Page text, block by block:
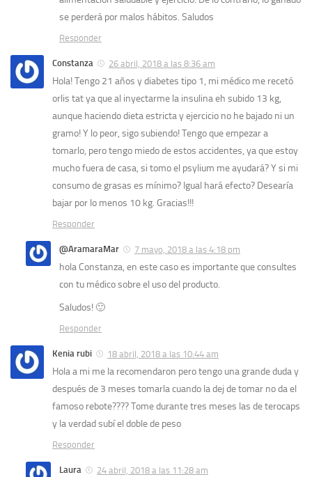
se perderá por malos hábitos. Saludos
Responder
Constanza 26 abril, 2018 a las 8:36 am
Hola! Tengo 21 años y diabetes tipo 1, mi médico me recetó
orlis tat ya que al inyectarme la insulina eh subido 13 kg,
aunque haciendo dieta estricta y ejercicio no he bajado ni un
gramo! Y lo peor, sigo subiendo! Tengo que empezar a
tomarlo, pero tengo miedo de estos accidentes, ya que estoy
mucho fuera de casa, si tomo el psylium me ayudará? Y si mi
consumo de grasas es mínimo? Igual hará efecto? Desearía
bajar por lo menos 10 kg. Gracias!!!
Responder
@AramaraMar 7 mayo, 2018 a las 4:18 pm
hola Constanza, en este caso es importante que consultes
con tu médico sobre el uso del producto.
Saludos! 🙂
Responder
Kenia rubi 18 abril, 2018 a las 10:44 am
Hola a mi me la recomendaron pero tengo una grande duda y
después de 3 meses tomarla cuando la dej de tomar no da el
famoso rebote???? Tome durante tres meses las de terocaps
y la verdad subí el doble de peso
Responder
Laura 24 abril, 2018 a las 11:28 am